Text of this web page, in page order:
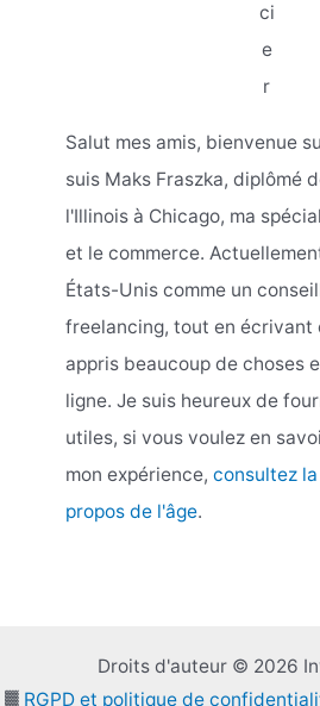
ci
e
r
Salut mes amis, bienvenue
suis Maks Fraszka, diplômé
l'Illinois à Chicago, ma
et le commerce.
États-Unis comme un
freelancing, tout en écrivant
appris beaucoup de choses
ligne. Je suis heureux de
utiles, si vous voulez en
mon expérience, consultez
propos de l'âge.
Droits d'auteur © 2026
▓ RGPD et politique de